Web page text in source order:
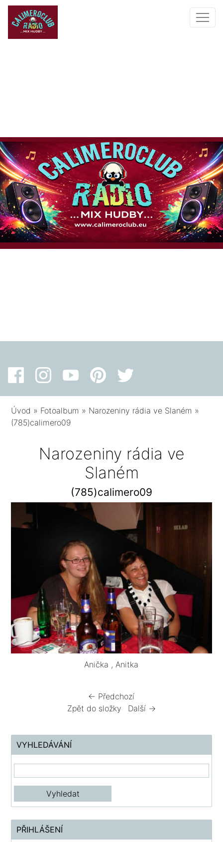
Úvod » Fotoalbum » Narozeniny rádia ve Slaném »
(785)calimero09
Narozeniny rádia ve
Slaném
(785)calimero09
Anička , Anitka
← Předchozí
Zpět do složky
Další →
VYHLEDÁVÁNÍ
PŘIHLÁŠENÍ